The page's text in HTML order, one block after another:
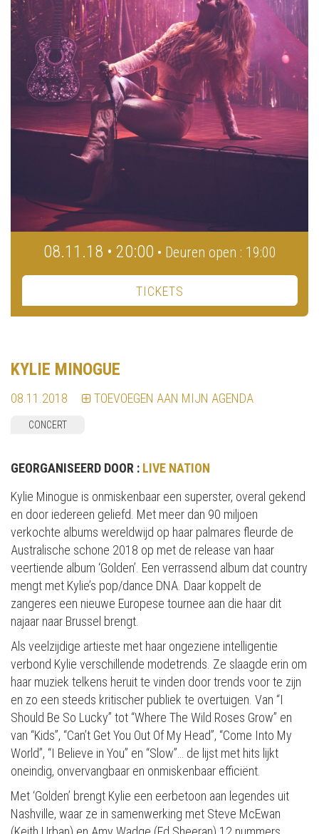
08.11.18 • 20:00 • Deuren open : 19:00
TICKETS
KYLIE MINOGUE
08.11.2018 TOEVOEGEN AAN MIJN AGENDA
CONCERT
GEORGANISEERD DOOR : LIVE NATION
Kylie Minogue is onmiskenbaar een superster, overal gekend
en door iedereen geliefd. Met meer dan 90 miljoen
verkochte albums wereldwijd op haar palmares fleurde de
Australische schone 2018 op met de release van haar
veertiende album ‘Golden’. Een verrassend album dat country
mengt met Kylie’s pop/dance DNA. Daar koppelt de
zangeres een nieuwe Europese tournee aan die haar dit
najaar naar Brussel brengt.
Als veelzijdige artieste met haar ongeziene intelligentie
verbond Kylie verschillende modetrends. Ze slaagde erin om
haar muziek telkens heruit te vinden door trends voor te zijn
en zo een steeds kritischer publiek te overtuigen. Van “I
Should Be So Lucky” tot “Where The Wild Roses Grow” en
van “Kids”, “Can’t Get You Out Of My Head”, “Come Into My
World”, “I Believe in You” en “Slow”… de lijst met hits lijkt
oneindig, onvervangbaar en onmiskenbaar efficiënt.
Met ‘Golden’ brengt Kylie een eerbetoon aan legendes uit
Nashville, waar ze in samenwerking met Steve McEwan